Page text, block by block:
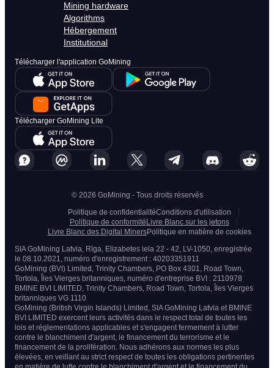
Mining hardware
Algorithms
Hébergement
Institutional
Télécharger l'application GoMining
Télécharger GoMining Lite
© 2026 GoMining - Tous droits réservés
Politique de confidentialitéConditions d'utilisation
Politique de conformité Livre Blanc sur les jetons
Livre Blanc des Digital MinersPolitique en matière de cookies
SIA GoMining Latvia, Rīga, Elizabetes iela 22 - 42, LV-1050, enregistrée
le 08.10.2021, numéro d'enregistrement : 40203351911
GoMining (BVI) Limited, Trinity Chambers, PO Box 4301, Road Town,
Tortola, Îles Vierges britanniques, numéro d'entreprise BVI : 2110978
BMINE BVI LIMITED, Trinity Chambers, Road Town, Tortola, Îles Vierges
britanniques VG 1110
GoMining (British Virgin Islands) Limited, SIA GoMining Latvia et BMINE
BVI LIMITED exercent leurs activités dans le respect total de toutes les
lois et réglementations applicables et s'engagent fermement à lutter
contre le blanchiment d'argent, le financement du terrorisme et le
financement de la prolifération. Nous adhérons aux normes les plus
élevées, en veillant au strict respect de toutes les obligations pertinentes